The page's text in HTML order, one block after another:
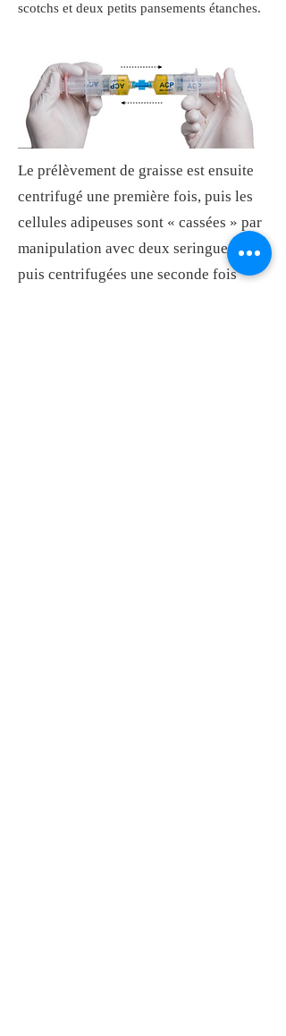
scotchs et deux petits pansements étanches.
Le prélèvement de graisse est ensuite
centrifugé une première fois, puis les
cellules adipeuses sont « cassées » par
manipulation avec deux seringues,
puis centrifugées une seconde fois